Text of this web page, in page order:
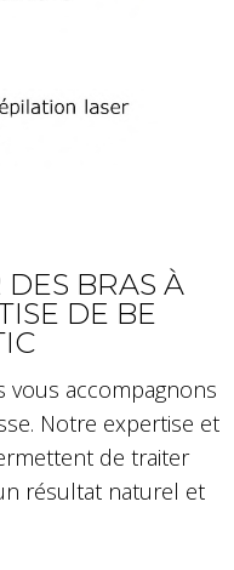
BRAS À
DE BE
vous accompagnons
Notre expertise et
de traiter
résultat naturel et